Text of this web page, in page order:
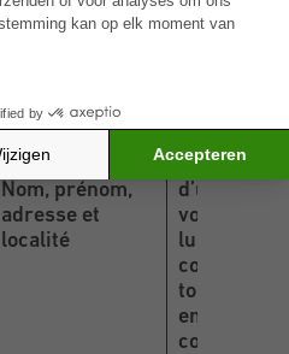
Données
collectées
Finalités de
traitement
Nom, prénom,
adresse et
localité
de fixer
d’un
vous
lui
tout
en lien
contrat.